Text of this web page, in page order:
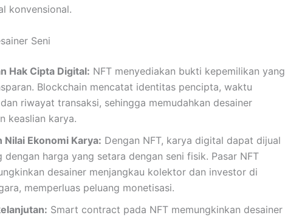
konvensional.
Seni
Hak Cipta Digital: NFT menyediakan bukti kepemilikan yang
Blockchain mencatat identitas pencipta, waktu
riwayat transaksi, sehingga memudahkan desainer
keaslian karya.
Nilai Ekonomi Karya: Dengan NFT, karya digital dapat dijual
dengan harga yang setara dengan seni fisik. Pasar NFT
desainer menjangkau kolektor dan investor di
memperluas peluang monetisasi.
Smart contract pada NFT memungkinkan desainer